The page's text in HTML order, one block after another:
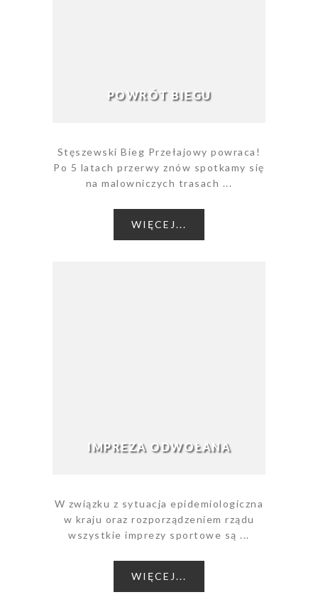
POWRÓT BIEGU
Stęszewski Bieg Przełajowy powraca!
Po 5 latach przerwy znów spotkamy się
na malowniczych trasach ...
WIĘCEJ...
IMPREZA ODWOŁANA
W związku z sytuacja epidemiologiczna
w kraju oraz rozporządzeniem rządu
wszystkie imprezy sportowe są ...
WIĘCEJ...